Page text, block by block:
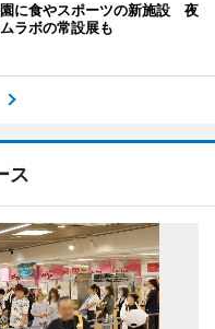
園に食やスポーツの新施設 夜
ラボの常設展も
ス